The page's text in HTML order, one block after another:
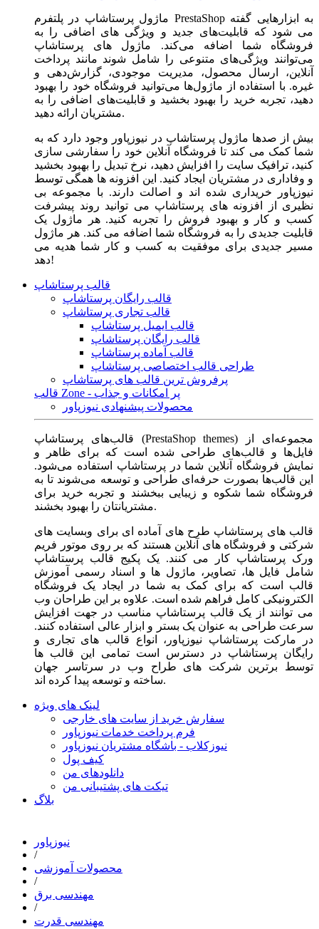
ماژول‌ پرستاشاپ در پلتفرم PrestaShop به ابزارهایی گفته
می شود که قابلیت‌های جدید و ویژگی های اضافی را به
فروشگاه شما اضافه می‌کند. ماژول های پرستاشاپ
می‌توانند ویژگی‌های متنوعی را شامل شوند مانند پرداخت
آنلاین، ارسال محصول، مدیریت موجودی، گزارش‌دهی و
غیره. با استفاده از ماژول‌ها می‌توانید فروشگاه خود را بهبود
دهید، تجربه خرید را بهبود بخشید و قابلیت‌های اضافی را به
مشتریان ارائه دهید.
بیش از صدها ماژول پرستاشاپ در نیوزپاور وجود دارد که به
شما کمک می کند تا فروشگاه آنلاین خود را سفارشی سازی
کنید، ترافیک سایت را افزایش دهید، نرخ تبدیل را بهبود بخشید
و وفاداری در مشتریان ایجاد کنید. این افزونه ها همگی توسط
نیوزپاور خریداری شده اند و اصالت دارند. با مجموعه بی
نظیری از افزونه های پرستاشاپ می توانید روند پیشرفت
کسب و کار و بهبود فروش را تجربه کنید. هر ماژول یک
قابلیت جدیدی را به فروشگاه شما اضافه می کند. هر ماژول
مسیر جدیدی برای موفقیت به کسب و کار شما هدیه می
دهد!
قالب پرستاشاپ
قالب رایگان پرستاشاپ
قالب تجاری پرستاشاپ
قالب ایمیل پرستاشاپ
قالب رایگان پرستاشاپ
قالب آماده پرستاشاپ
طراحی قالب اختصاصی پرستاشاپ
پرفروش ترین قالب های پرستاشاپ
قالب Zone - پر امکانات و جذاب
محصولات پیشنهادی نیوزپاور
قالب‌های پرستاشاپ (PrestaShop themes) مجموعه‌ای از
فایل‌ها و قالب‌های طراحی شده است که برای ظاهر و
نمایش فروشگاه آنلاین شما در پرستاشاپ استفاده می‌شود.
این قالب‌ها بصورت حرفه‌ای طراحی و توسعه می‌شوند تا به
فروشگاه شما شکوه و زیبایی ببخشند و تجربه خرید برای
مشتریانتان را بهبود بخشند.
قالب های پرستاشاپ طرح های آماده ای برای وبسایت های
شرکتی و فروشگاه های آنلاین هستند که بر روی موتور فریم
ورک پرستاشاپ کار می کنند. یک پکیج قالب پرستاشاپ
شامل فایل ها، تصاویر، ماژول ها و اسناد رسمی آموزش
قالب است که برای کمک به شما در ایجاد یک فروشگاه
الکترونیکی کامل فراهم شده است. علاوه بر این طراحان وب
می توانند از یک قالب پرستاشاپ مناسب در جهت افزایش
سرعت طراحی به عنوان یک بستر و ابزار عالی استفاده کنند.
در مارکت پرستاشاپ نیوزپاور، انواع قالب های تجاری و
رایگان پرستاشاپ در دسترس است تمامی این قالب ها
توسط برترین شرکت های طراح وب در سرتاسر جهان
ساخته و توسعه پیدا کرده اند.
لینک های ویژه
سفارش خرید از سایت های خارجی
فرم پرداخت خدمات نیوزپاور
نیوزکلاب - باشگاه مشتریان نیوزپاور
کیف پول
دانلودهای من
تیکت های پشتیبانی من
بلاگ
نیوزپاور
/
محصولات آموزشی
/
مهندسی برق
/
مهندسی قدرت